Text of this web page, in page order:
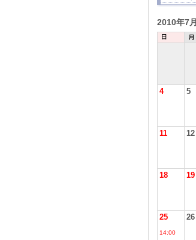
2010年7月
4 5
11 12
18 19
25
14:00
26